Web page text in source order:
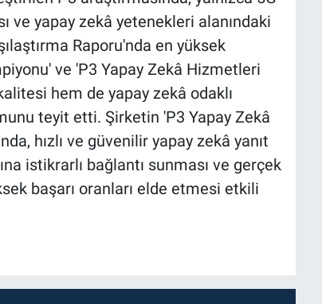
ve yapay zekâ yetenekleri alanındaki
Raporu'nda en yüksek
ve 'P3 Yapay Zekâ Hizmetleri
hem de yapay zekâ odaklı
teyit etti. Şirketin 'P3 Yapay Zekâ
hızlı ve güvenilir yapay zekâ yanıt
istikrarlı bağlantı sunması ve gerçek
başarı oranları elde etmesi etkili